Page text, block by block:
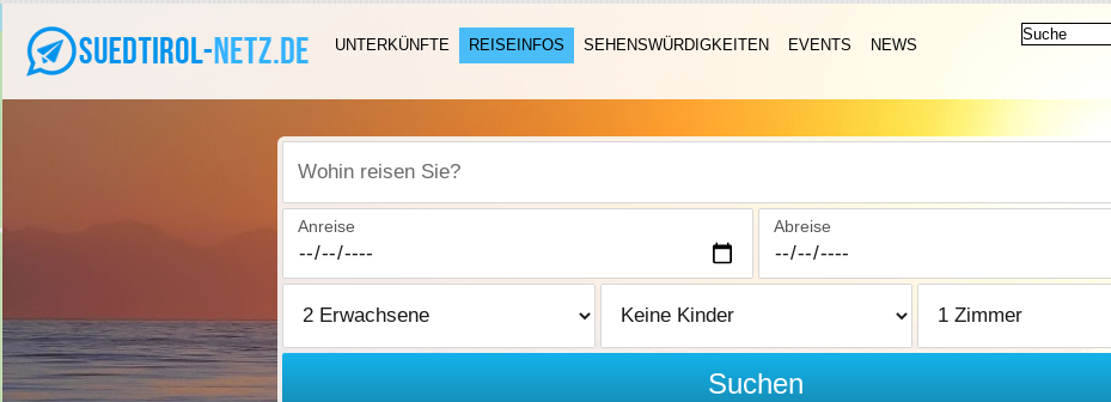
UNTERKÜNFTE REISEINFOS SEHENSWÜRDIGKEITEN EVENTS NEWS
Wohin reisen Sie?
Anreise Abreise
Suchen